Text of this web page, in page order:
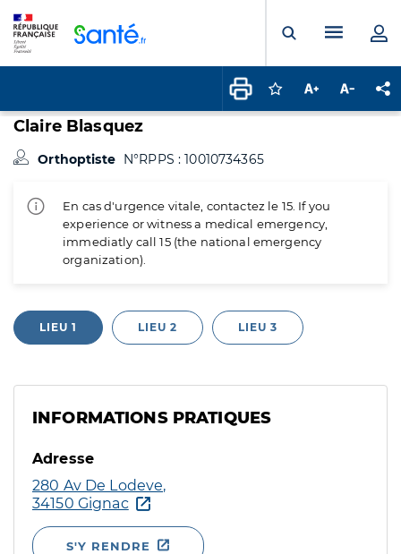
Ouvrir laMenu
Connectez-vous
Augmenter la
Claire Blasquez
Orthoptiste N°RPPS : 10010734365
En cas d'urgence vitale, contactez le 15. If you
experience or witness a medical emergency,
immediatly call 15 (the national emergency
organization).
LIEU 1 LIEU 2 LIEU 3
INFORMATIONS PRATIQUES
Adresse
280 Av De Lodeve,
34150 Gignac
S'Y RENDRE